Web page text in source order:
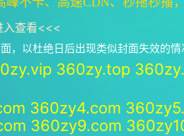
查看<<<
，以杜绝日后出现类似封面失效的情
360zy.top
360zy4.com
360zy9.com